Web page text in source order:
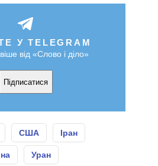
У TELEGRAM
від «Слово і діло»
Підписатися
США Іран
Уран